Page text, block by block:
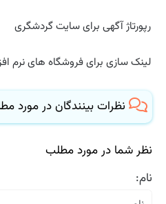
رپورتاژ آگهی برای سایت گردشگری
لینک سازی برای فروشگاه های نرم
نظرات بینندگان در مورد
نظر شما در مورد مطلب
نام: